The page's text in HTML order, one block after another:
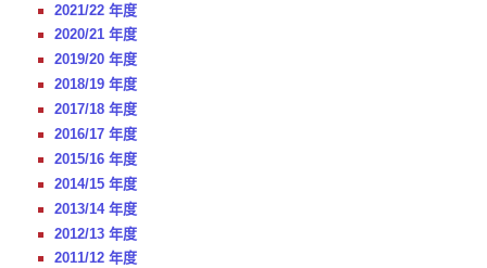
2021/22 年度
2020/21 年度
2019/20 年度
2018/19 年度
2017/18 年度
2016/17 年度
2015/16 年度
2014/15 年度
2013/14 年度
2012/13 年度
2011/12 年度